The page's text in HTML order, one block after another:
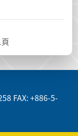
FAX: +886-5-